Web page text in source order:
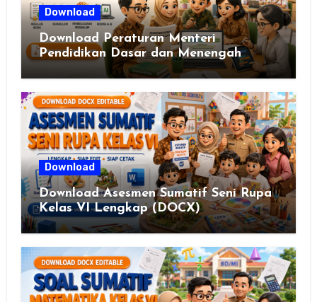
Download
Download Peraturan Menteri
Pendidikan Dasar dan Menengah
Republik Indonesia Nomor 13 Tahun
2025
Download
Download Asesmen Sumatif Seni Rupa
Kelas VI Lengkap (DOCX)